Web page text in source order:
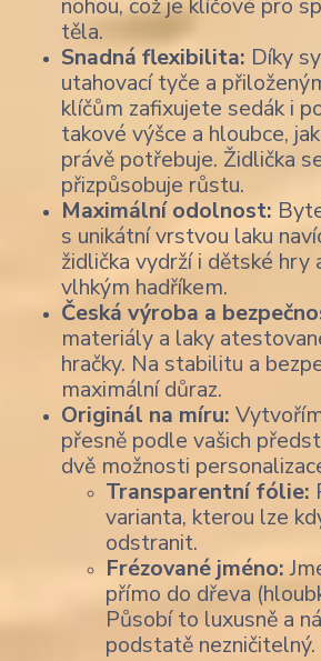
těla.
Snadná flexibilita: Díky
utahovací tyče a
klíčům zafixujete sedák i
takové výšce a hloubce,
právě potřebuje. Židlička
přizpůsobuje růstu.
Maximální odolnost:
s unikátní vrstvou laku
židlička vydrží i dětské hry
vlhkým hadříkem.
Česká výroba a
materiály a laky
hračky. Na stabilitu a
maximální důraz.
Originál na míru:
přesně podle vašich
dvě možnosti
Transparentní fólie:
varianta, kterou lze
odstranit.
Frézované jméno:
přímo do dřeva
Působí to luxusně a
podstatě nezničitelný.